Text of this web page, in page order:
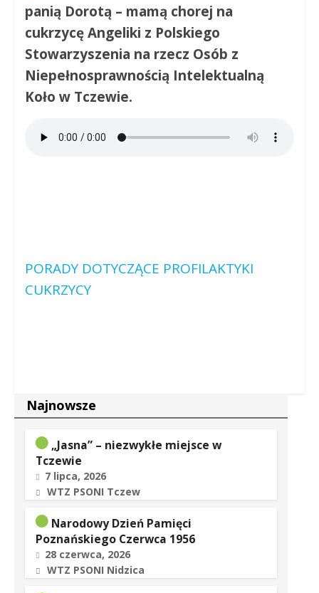
panią Dorotą – mamą chorej na
cukrzycę Angeliki z Polskiego
Stowarzyszenia na rzecz Osób z
Niepełnosprawnością Intelektualną
Koło w Tczewie.
PORADY DOTYCZĄCE PROFILAKTYKI
CUKRZYCY
Najnowsze
„Jasna” – niezwykłe miejsce w
Tczewie
7 lipca, 2026
WTZ PSONI Tczew
Narodowy Dzień Pamięci
Poznańskiego Czerwca 1956
28 czerwca, 2026
WTZ PSONI Nidzica